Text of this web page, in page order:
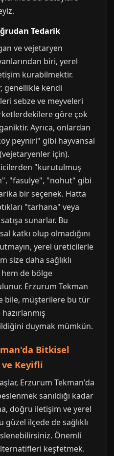
Tedarik
ve vejetaryen
biri, yerel
kurabilmektir.
genellikle kendi
sebze ve meyveleri
göre çok
Ayrıca, onlardan
peyniri" gibi hayvansal
için).
"kurutulmuş
"fasulye", "nohut" gibi
bir seçenek. Hatta
"tarhana" veya
sunarlar. Bu
katkı olup olmadığını
yerel üreticilerle
size daha sağlıklı
de bölge
Erzurum Tekman
bile, müşterilere bu tür
duymak mümkün.
Bitkisel
Keyifli
Erzurum Tekman'da
sanıldığı kadar
doğru iletişim ve yerel
ilçede de sağlıklı
Önemli
keşfetmek.